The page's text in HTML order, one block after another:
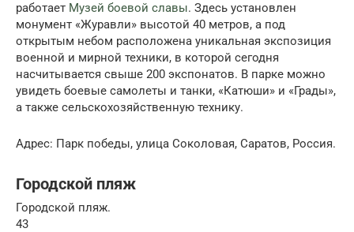
работает Музей боевой славы. Здесь установлен
монумент «Журавли» высотой 40 метров, а под
открытым небом расположена уникальная экспозиция
военной и мирной техники, в которой сегодня
насчитывается свыше 200 экспонатов. В парке можно
увидеть боевые самолеты и танки, «Катюши» и «Грады»,
а также сельскохозяйственную технику.
Адрес: Парк победы, улица Соколовая, Саратов, Россия.
Городской пляж
Городской пляж.
43